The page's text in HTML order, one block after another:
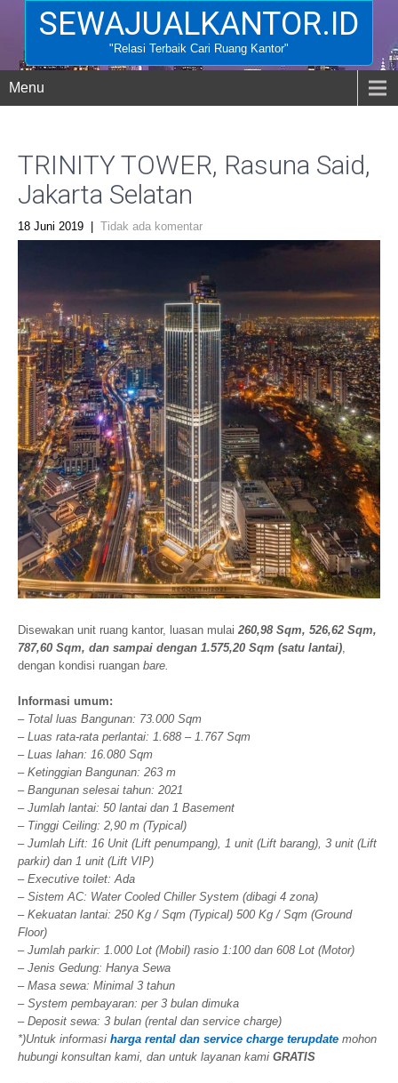
SEWAJUALKANTOR.ID
"Relasi Terbaik Cari Ruang Kantor"
Menu
TRINITY TOWER, Rasuna Said,
Jakarta Selatan
18 Juni 2019 Tidak ada komentar
Disewakan unit ruang kantor, luasan mulai 260,98 Sqm, 526,62 Sqm,
787,60 Sqm, dan sampai dengan 1.575,20 Sqm (satu lantai),
dengan kondisi ruangan bare.
Informasi umum:
– Total luas Bangunan: 73.000 Sqm
– Luas rata-rata perlantai: 1.688 – 1.767 Sqm
– Luas lahan: 16.080 Sqm
– Ketinggian Bangunan: 263 m
– Bangunan selesai tahun: 2021
– Jumlah lantai: 50 lantai dan 1 Basement
– Tinggi Ceiling: 2,90 m (Typical)
– Jumlah Lift: 16 Unit (Lift penumpang), 1 unit (Lift barang), 3 unit (Lift
parkir) dan 1 unit (Lift VIP)
– Executive toilet: Ada
– Sistem AC: Water Cooled Chiller System (dibagi 4 zona)
– Kekuatan lantai: 250 Kg / Sqm (Typical) 500 Kg / Sqm (Ground
Floor)
– Jumlah parkir: 1.000 Lot (Mobil) rasio 1:100 dan 608 Lot (Motor)
– Jenis Gedung: Hanya Sewa
– Masa sewa: Minimal 3 tahun
– System pembayaran: per 3 bulan dimuka
– Deposit sewa: 3 bulan (rental dan service charge)
*)Untuk informasi harga rental dan service charge terupdate mohon
hubungi konsultan kami, dan untuk layanan kami GRATIS